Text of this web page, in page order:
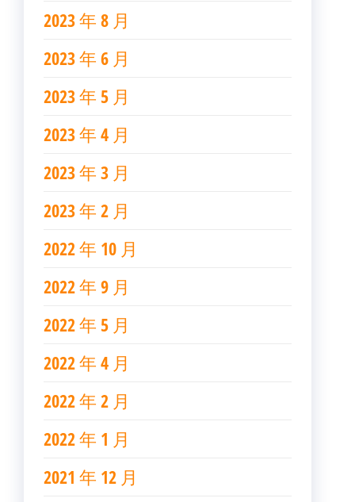
2023 年 8 月
2023 年 6 月
2023 年 5 月
2023 年 4 月
2023 年 3 月
2023 年 2 月
2022 年 10 月
2022 年 9 月
2022 年 5 月
2022 年 4 月
2022 年 2 月
2022 年 1 月
2021 年 12 月